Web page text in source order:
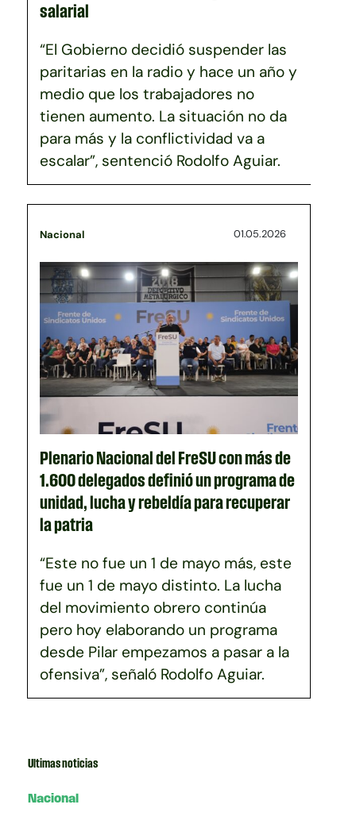
salarial
“El Gobierno decidió suspender las
paritarias en la radio y hace un año y
medio que los trabajadores no
tienen aumento. La situación no da
para más y la conflictividad va a
escalar”, sentenció Rodolfo Aguiar.
Nacional 01.05.2026
Plenario Nacional del FreSU con más de
1.600 delegados definió un programa de
unidad, lucha y rebeldía para recuperar
la patria
“Este no fue un 1 de mayo más, este
fue un 1 de mayo distinto. La lucha
del movimiento obrero continúa
pero hoy elaborando un programa
desde Pilar empezamos a pasar a la
ofensiva”, señaló Rodolfo Aguiar.
Ultimas noticias
Nacional